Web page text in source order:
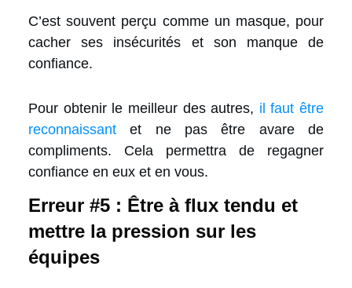
C’est souvent perçu comme un masque, pour
cacher ses insécurités et son manque de
confiance.
Pour obtenir le meilleur des autres, il faut être
reconnaissant et ne pas être avare de
compliments. Cela permettra de regagner
confiance en eux et en vous.
Erreur #5 : Être à flux tendu et
mettre la pression sur les
équipes